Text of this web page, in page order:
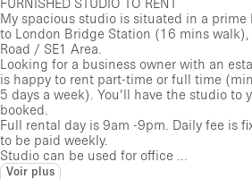
My spacious studio is situated in a prime
to London Bridge Station (16 mins walk),
Road / SE1 Area.
Looking for a business owner with an
is happy to rent part-time or full time
5 days a week). You’ll have the studio to
booked.
Full rental day is 9am -9pm. Daily fee is
to be paid weekly.
Studio can be used for office ...
Voir plus